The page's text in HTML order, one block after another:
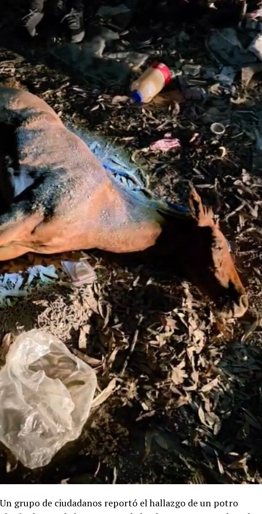
Un grupo de ciudadanos reportó el hallazgo de un potro